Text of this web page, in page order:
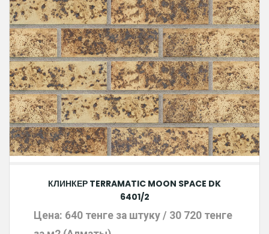
КЛИНКЕР TERRAMATIC MOON SPACE DK
6401/2
Цена: 640 тенге за штуку / 30 720 тенге